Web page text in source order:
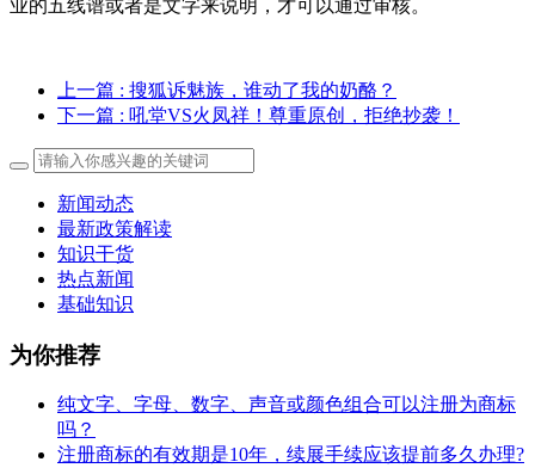
业的五线谱或者是文字来说明，才可以通过审核。
上一篇 : 搜狐诉魅族，谁动了我的奶酪？
下一篇 : 吼堂VS火凤祥！尊重原创，拒绝抄袭！
新闻动态
最新政策解读
知识干货
热点新闻
基础知识
为你推荐
纯文字、字母、数字、声音或颜色组合可以注册为商标
吗？
注册商标的有效期是10年，续展手续应该提前多久办理?